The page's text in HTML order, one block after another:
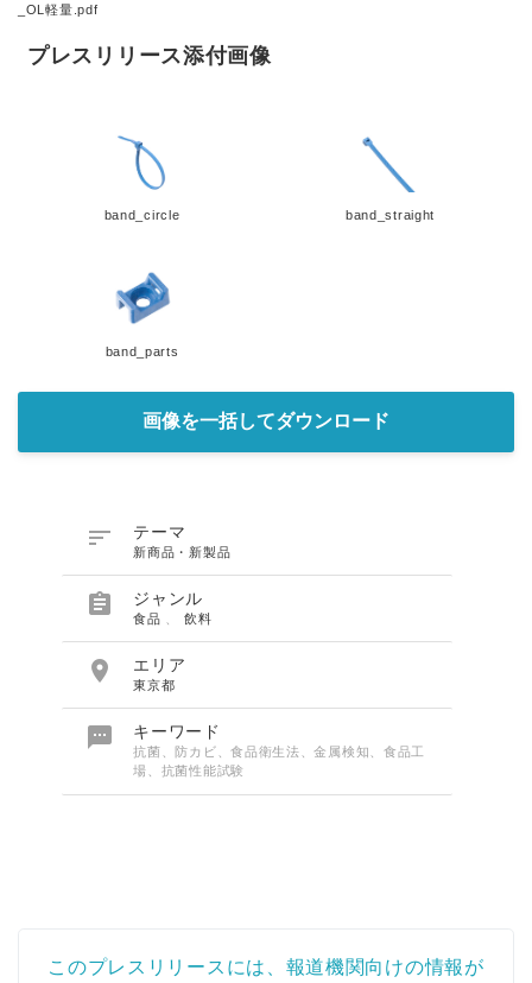
_OL軽量.pdf
プレスリリース添付画像
band_circle band_straight
band_parts
画像を一括してダウンロード
 テーマ
新商品・新製品
 ジャンル
食品 飲料
 エリア
東京都
 キーワード
抗菌、防カビ、食品衛生法、金属検知、食品工
場、抗菌性能試験
このプレスリリースには、報道機関向けの情報が